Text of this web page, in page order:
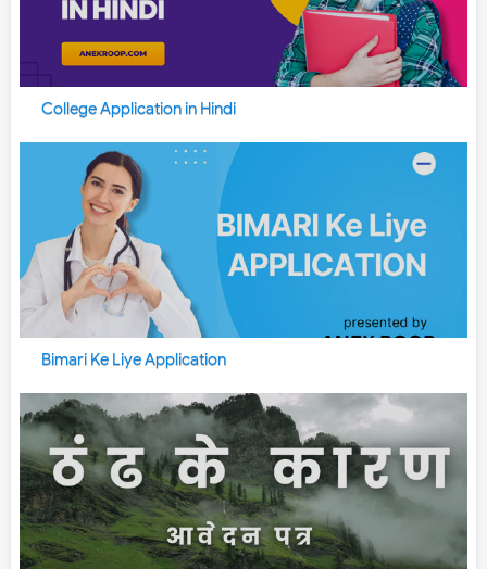
College Application in Hindi
Bimari Ke Liye Application